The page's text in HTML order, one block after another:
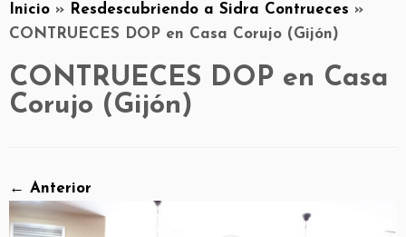
Inicio » Resdescubriendo a Sidra Contrueces »
CONTRUECES DOP en Casa Corujo (Gijón)
CONTRUECES DOP en Casa
Corujo (Gijón)
← Anterior